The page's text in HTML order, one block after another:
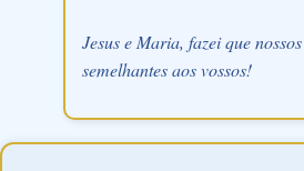
Jesus e Maria, fazei que
semelhantes aos vossos!